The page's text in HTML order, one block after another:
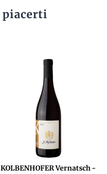
piacerti
KOLBENHOFER Vernatsch -